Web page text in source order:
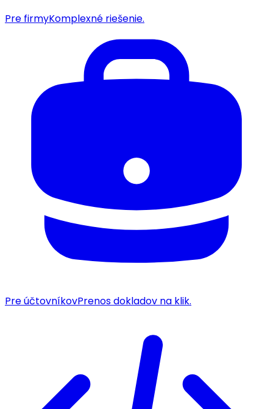
Pre firmyKomplexné riešenie.
Pre účtovníkovPrenos dokladov na klik.